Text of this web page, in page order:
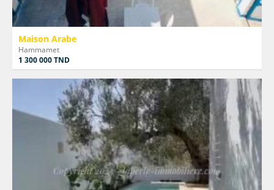
Maison Arabe
Hammamet
1 300 000 TND